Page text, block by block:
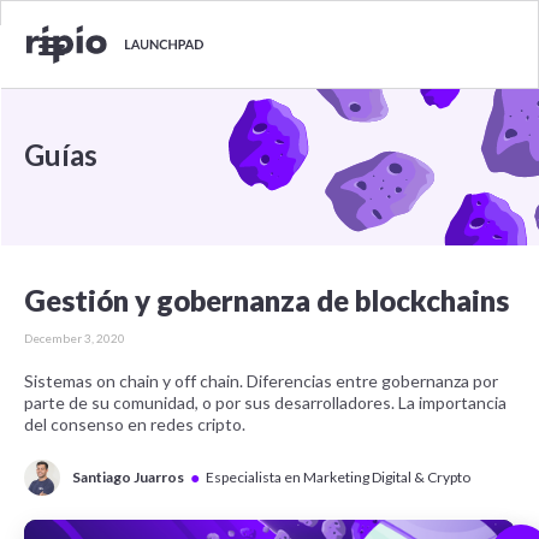
Guías
Gestión y gobernanza de blockchains
December 3, 2020
Sistemas on chain y off chain. Diferencias entre gobernanza por
parte de su comunidad, o por sus desarrolladores. La importancia
del consenso en redes cripto.
Santiago Juarros ● Especialista en Marketing Digital & Crypto